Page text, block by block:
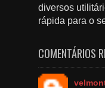
diversos
rápida para o
COMENTÁRIOS